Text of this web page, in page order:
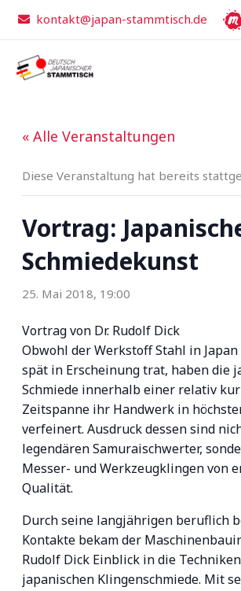
Inhalt
kontakt@japan-stammtisch.de
« Alle Veranstaltungen
Diese Veranstaltung hat bereits
Vortrag:
Schmiedekunst
25. Mai 2018, 19:00
Vortrag von Dr. Rudolf Dick
Obwohl der Werkstoff Stahl in
spät in Erscheinung trat, haben die
Schmiede innerhalb einer relativ
Zeitspanne ihr Handwerk in
verfeinert. Ausdruck dessen sind
legendären Samuraischwerter,
Messer- und Werkzeugklingen von
Qualität.
Durch seine langjährigen beruflich
Kontakte bekam der
Rudolf Dick Einblick in die
japanischen Klingenschmiede. Mit